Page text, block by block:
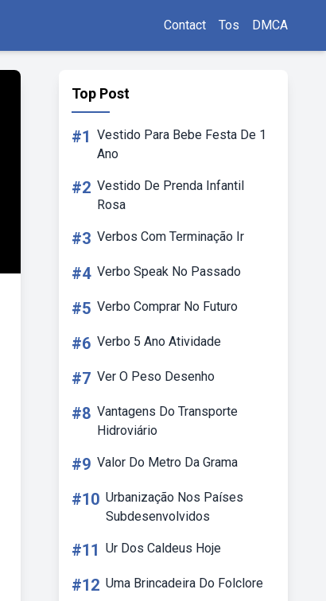
Contact Tos DMCA
Top Post
#1 Vestido Para Bebe Festa De 1
Ano
#2 Vestido De Prenda Infantil
Rosa
#3 Verbos Com Terminação Ir
#4 Verbo Speak No Passado
#5 Verbo Comprar No Futuro
#6 Verbo 5 Ano Atividade
#7 Ver O Peso Desenho
#8 Vantagens Do Transporte
Hidroviário
#9 Valor Do Metro Da Grama
#10 Urbanização Nos Países
Subdesenvolvidos
#11 Ur Dos Caldeus Hoje
#12 Uma Brincadeira Do Folclore